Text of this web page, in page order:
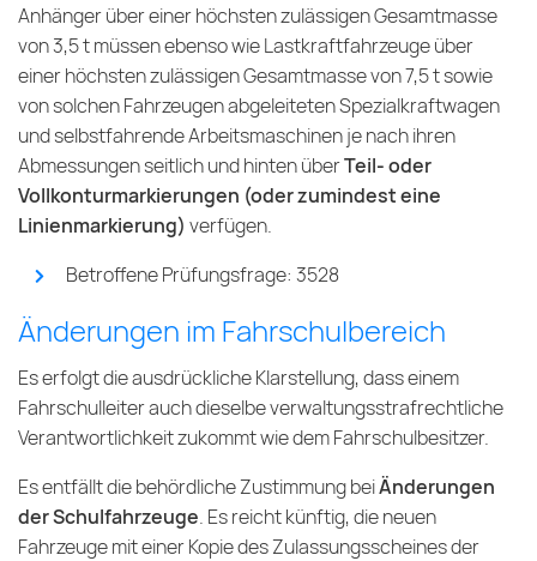
Anhänger über einer höchsten zulässigen Gesamtmasse
von 3,5 t müssen ebenso wie Lastkraftfahrzeuge über
einer höchsten zulässigen Gesamtmasse von 7,5 t sowie
von solchen Fahrzeugen abgeleiteten Spezialkraftwagen
und selbstfahrende Arbeitsmaschinen je nach ihren
Abmessungen seitlich und hinten überTeil- oder
Vollkonturmarkierungen (oder zumindest eine
Linienmarkierung) verfügen.
Betroffene Prüfungsfrage: 3528
Änderungen im Fahrschulbereich
Es erfolgt die ausdrückliche Klarstellung, dass einem
Fahrschulleiter auch dieselbe verwaltungsstrafrechtliche
Verantwortlichkeit zukommt wie dem Fahrschulbesitzer.
Es entfällt die behördliche Zustimmung beiÄnderungen
der Schulfahrzeuge. Es reicht künftig, die neuen
Fahrzeuge mit einer Kopie des Zulassungsscheines der